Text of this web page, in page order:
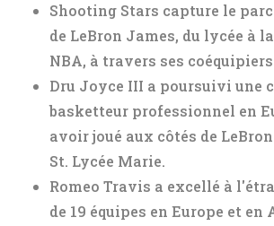
Shooting Stars capture le
de LeBron James, du lycée à
NBA, à travers ses
Dru Joyce III a poursuivi une
basketteur professionnel en
avoir joué aux côtés de
St. Lycée Marie.
Romeo Travis a excellé à
de 19 équipes en Europe et en